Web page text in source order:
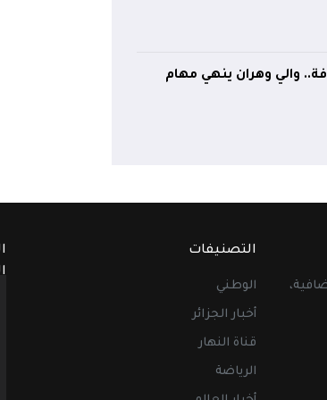
والي وهران ينهي مهام
التصنيفات
الوطني
أخبار الجزائر
قناة النهار
الرياضة